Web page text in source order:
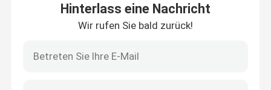
Hinterlass eine Nachricht
Wir rufen Sie bald zurück!